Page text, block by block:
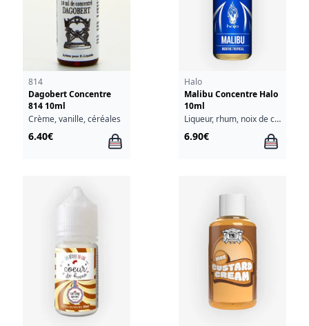
814
Dagobert Concentre
814 10ml
Crème, vanille, céréales
6.40€
Halo
Malibu Concentre Halo
10ml
Liqueur, rhum, noix de coco, ananas, sucre
6.90€